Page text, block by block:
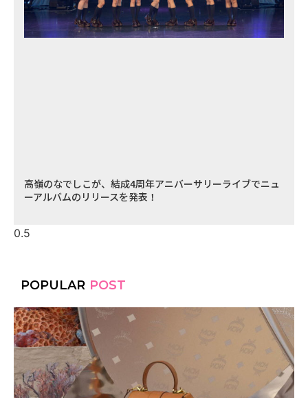
高嶺のなでしこが、結成4周年アニバーサリーライブでニュ
ーアルバムのリリースを発表！
POPULAR POST